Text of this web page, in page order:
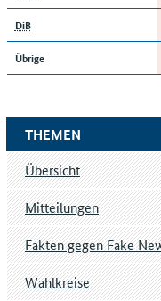
DiB
Übrige
THEMEN
Übersicht
Mitteilungen
Fakten gegen Fake
Wahlkreise